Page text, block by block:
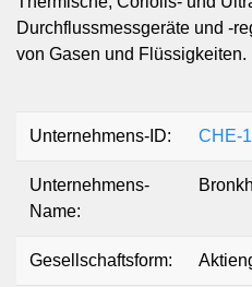
Durchflussmessgeräte und -
von Gasen und
Unternehmens-ID: CHE-
Unternehmens-
Name:
Gesellschaftsform: